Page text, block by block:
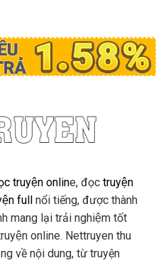
truyện online, đọc truyện
full nổi tiếng, được thành
mang lại trải nghiệm tốt
online. Nettruyen thu
về nội dung, từ truyện